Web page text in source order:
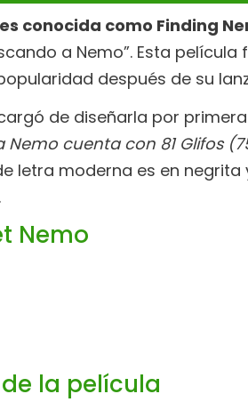
conocida como Finding
a Nemo”. Esta película
después de su
de diseñarla por
cuenta con 81 Glifos
letra moderna es en negrita
Nemo
la película